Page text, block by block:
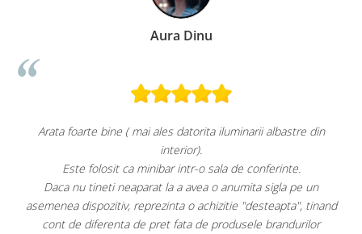
Aura Dinu
Arata foarte bine ( mai ales datorita iluminarii albastre din
interior).
Este folosit ca minibar intr-o sala de conferinte.
Daca nu tineti neaparat la a avea o anumita sigla pe un
asemenea dispozitiv, reprezinta o achizitie "desteapta", tinand
cont de diferenta de pret fata de produsele brandurilor